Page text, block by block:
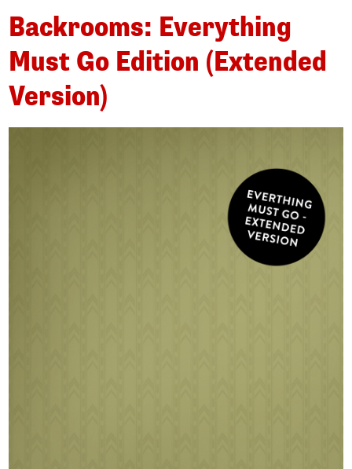
Backrooms: Everything
Must Go Edition (Extended
Version)